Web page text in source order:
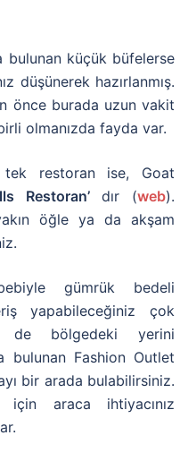
bulunan küçük büfelerse
düşünerek hazırlanmış.
önce burada uzun vakit
olmanızda fayda var.
tek restoran ise, Goat
Restoran’ dır (web).
öğle ya da akşam
gümrük bedeli
yapabileceğiniz çok
de bölgedeki yerini
bulunan Fashion Outlet
bir arada bulabilirsiniz.
araca ihtiyacınız